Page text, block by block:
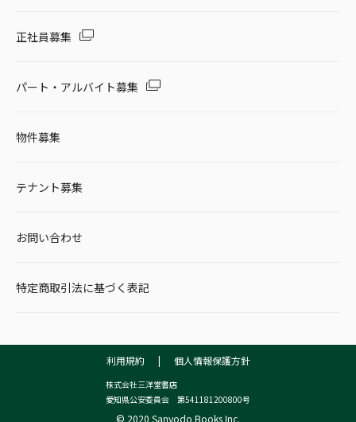
正社員募集
パート・アルバイト募集
物件募集
テナント募集
お問い合わせ
特定商取引法に基づく表記
利用規約 | 個人情報保護方針
株式会社三洋堂書店
愛知県公安委員会 第541181200800号
© 2020 Sanyodo Books Inc.